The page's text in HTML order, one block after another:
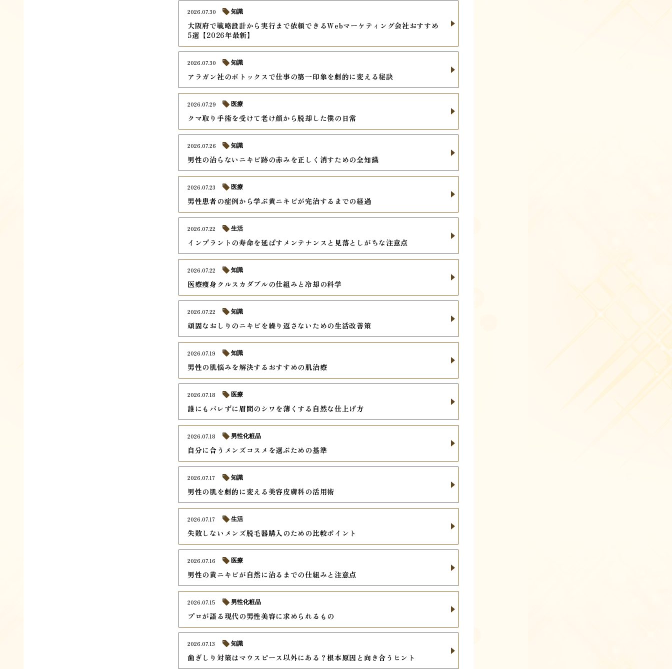
大阪府で戦略設計から実行まで依頼できるWebマーケティング会社おすすめ
5選【2026年最新】
2026.07.30 知識
アラガン社のボトックスで仕事の第一印象を劇的に変える秘訣
2026.07.30 知識
クマ取り手術を受けて老け顔から脱却した僕の日常
2026.07.29 医療
男性の治らないニキビ跡の赤みを正しく消すための全知識
2026.07.26 知識
男性患者の症例から学ぶ黄ニキビが完治するまでの経過
2026.07.23 医療
インプラントの寿命を延ばすメンテナンスと見落としがちな注意点
2026.07.22 生活
医療痩身クルスカダブルの仕組みと冷却の科学
2026.07.22 知識
頑固なおしりのニキビを繰り返さないための生活改善策
2026.07.22 知識
男性の肌悩みを解決するおすすめの肌治療
2026.07.19 知識
誰にもバレずに眉間のシワを薄くする自然な仕上げ方
2026.07.18 医療
自分に合うメンズコスメを選ぶための基準
2026.07.18 男性化粧品
男性の肌を劇的に変える美容皮膚科の活用術
2026.07.17 知識
失敗しないメンズ脱毛器購入のための比較ポイント
2026.07.17 生活
男性の黄ニキビが自然に治るまでの仕組みと注意点
2026.07.16 医療
プロが語る現代の男性美容に求められるもの
2026.07.15 男性化粧品
歯ぎしり対策はマウスピース以外にある？根本原因と向き合うヒント
2026.07.13 知識